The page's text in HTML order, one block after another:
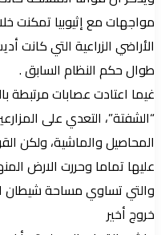
مواجهات مع إثيوبيا تمكنت
الأراضي الزراعية التي كانت
طوال حكم النظام السابق .
غيما اعتادت عصابات مرتبطة
“الشفتة”، التعدي على
المحاصيل والماشية، ولكن
عليها تماما وحررت الارض
والتي تساوي مساحة شيطان
خروج أخير